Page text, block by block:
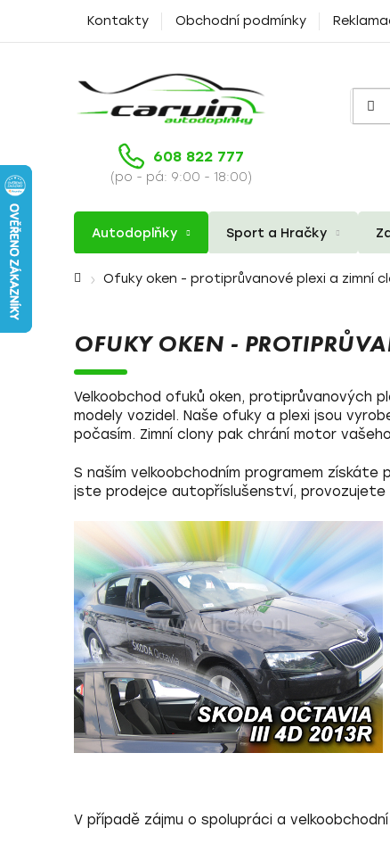
Kontakty Obchodní podmínky
608 822 777
(po - pá: 9:00 - 18:00)
Autodoplňky Sport a Hračky
Domů Ofuky oken - protiprůvanové plexi a zimní
OFUKY OKEN -
Velkoobchod ofuků oken, protiprůvanových
modely vozidel. Naše ofuky a plexi jsou
počasím. Zimní clony pak chrání motor
S naším velkoobchodním programem získáte
jste prodejce autopříslušenství, provozujete
V případě zájmu o spolupráci a